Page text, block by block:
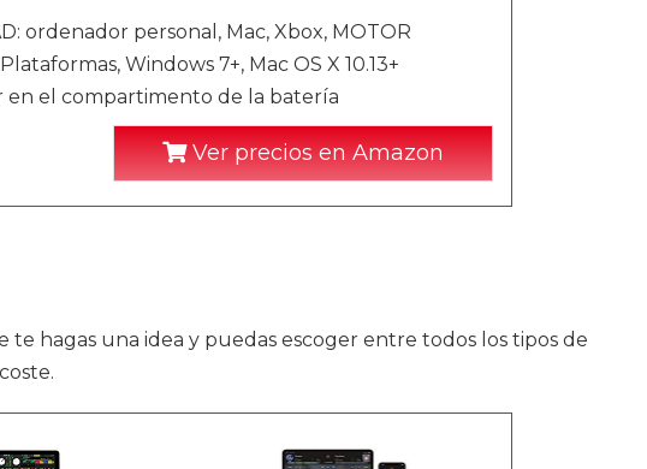
ordenador personal, Mac, Xbox, MOTOR
Windows 7+, Mac OS X 10.13+
en el compartimento de la batería
Ver precios en Amazon
te hagas una idea y puedas escoger entre todos los tipos de